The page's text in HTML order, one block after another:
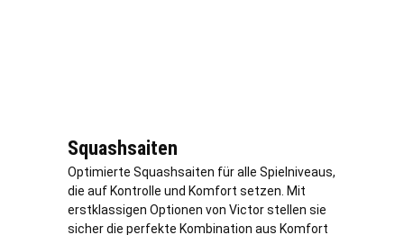
Squashsaiten
Optimierte Squashsaiten für alle Spielniveaus,
die auf Kontrolle und Komfort setzen. Mit
erstklassigen Optionen von Victor stellen sie
sicher die perfekte Kombination aus Komfort